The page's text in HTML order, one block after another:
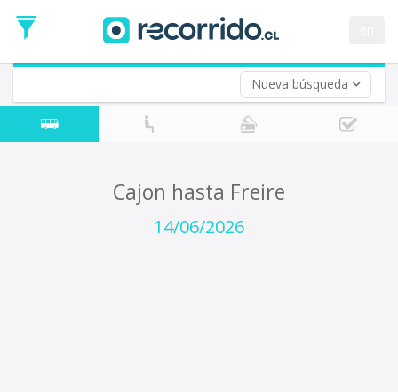
Nueva búsqueda
de
Ida
Vuelta (opcional)
Fecha
de
Cajon hasta Freire
14/06/2026